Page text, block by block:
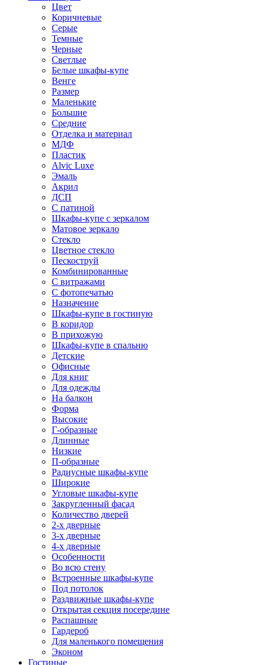
Цвет
Коричневые
Серые
Темные
Черные
Светлые
Белые шкафы-купе
Венге
Размер
Маленькие
Большие
Средние
Отделка и материал
МДФ
Пластик
Alvic Luxe
Эмаль
Акрил
ДСП
С патиной
Шкафы-купе с зеркалом
Матовое зеркало
Стекло
Цветное стекло
Пескоструй
Комбинированные
С витражами
С фотопечатью
Назначение
Шкафы-купе в гостиную
В коридор
В прихожую
Шкафы-купе в спальню
Детские
Офисные
Для книг
Для одежды
На балкон
Форма
Высокие
Г-образные
Длинные
Низкие
П-образные
Радиусные шкафы-купе
Широкие
Угловые шкафы-купе
Закругленный фасад
Количество дверей
2-х дверные
3-х дверные
4-х дверные
Особенности
Во всю стену
Встроенные шкафы-купе
Под потолок
Раздвижные шкафы-купе
Открытая секция посередине
Распашные
Гардероб
Для маленького помещения
Эконом
Гостиные